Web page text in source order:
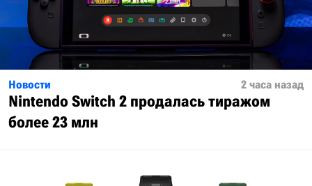
Новости 2 часа назад
Nintendo Switch 2 продалась тиражом
более 23 млн